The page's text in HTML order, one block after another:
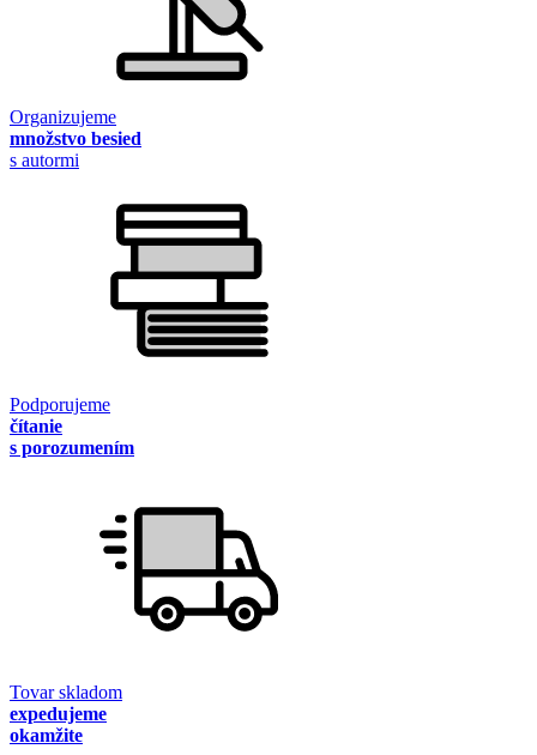
Organizujeme
množstvo besied
s autormi
Podporujeme
čítanie
s porozumením
Tovar skladom
expedujeme
okamžite